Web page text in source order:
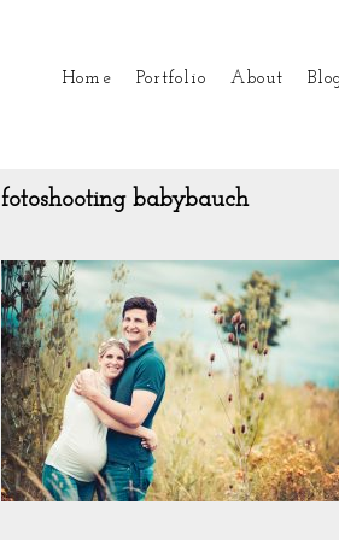
Home Portfolio About
fotoshooting babybauch